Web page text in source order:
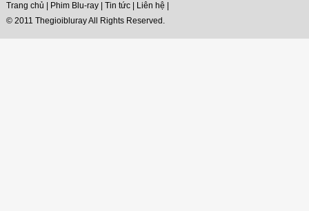
Trang chủ Phim Blu-ray Tin tức Liên hệ
© 2011 Thegioibluray All Rights Reserved.